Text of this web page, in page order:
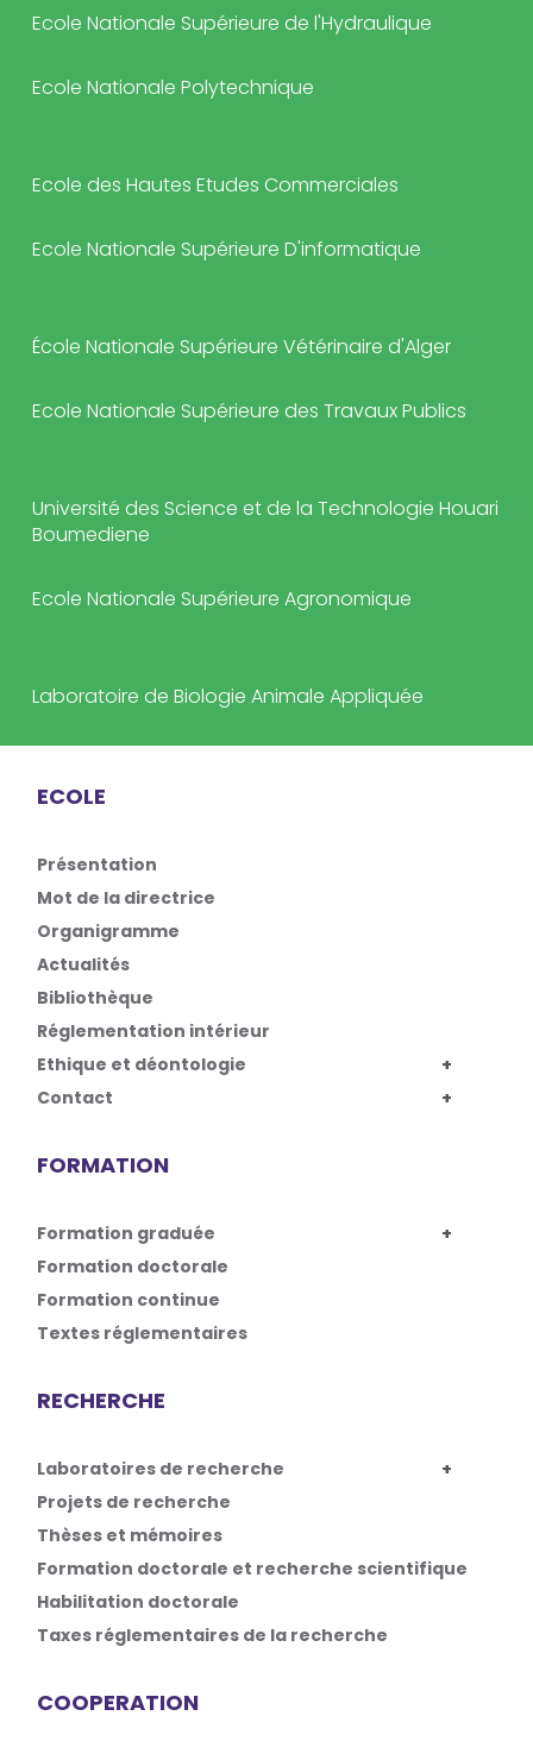
Ecole Nationale Supérieure de l'Hydraulique
Ecole Nationale Polytechnique
Ecole des Hautes Etudes Commerciales
Ecole Nationale Supérieure D'informatique
École Nationale Supérieure Vétérinaire d'Alger
Ecole Nationale Supérieure des Travaux Publics
Université des Science et de la Technologie Houari
Boumediene
Ecole Nationale Supérieure Agronomique
Laboratoire de Biologie Animale Appliquée
ECOLE
Présentation
Mot de la directrice
Organigramme
Actualités
Bibliothèque
Réglementation intérieur
Ethique et déontologie
Contact
FORMATION
Formation graduée
Formation doctorale
Formation continue
Textes réglementaires
RECHERCHE
Laboratoires de recherche
Projets de recherche
Thèses et mémoires
Formation doctorale et recherche scientifique
Habilitation doctorale
Taxes réglementaires de la recherche
COOPERATION